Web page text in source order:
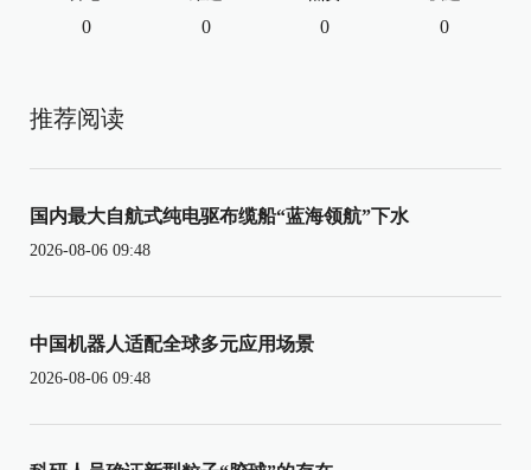
0 0 0 0
推荐阅读
国内最大自航式纯电驱布缆船“蓝海领航”下水
2026-08-06 09:48
中国机器人适配全球多元应用场景
2026-08-06 09:48